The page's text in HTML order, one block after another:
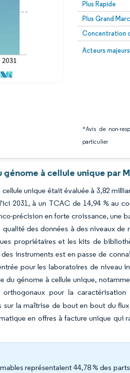
Plus Rapide
Plus Grand
Concentration
Acteurs majeurs
*Avis de non-
particulier
Image © Mordor
génome à cellule unique par
unique était évaluée à 3,82
2031, à un TCAC de 14,94 % au
précision en forte croissance, une
des données à des niveaux
propriétaires et les kits de
instruments est en passe de
pour les laboratoires de niveau
du génome à cellule unique,
pour la
la maîtrise de bout en bout du
en offres à facture unique qui
représentaient 44,78 % des